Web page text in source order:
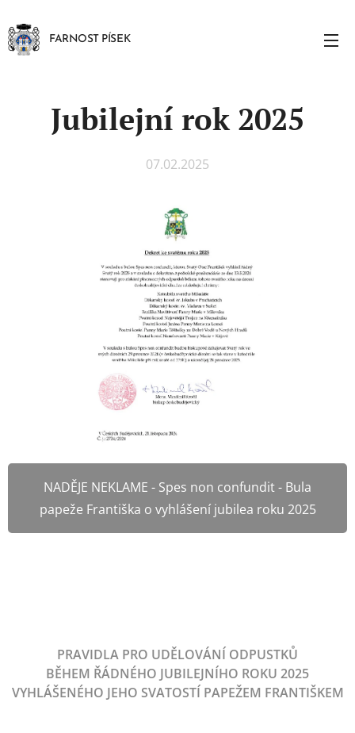
FARNOST PÍSEK
Jubilejní rok 2025
07.02.2025
NADĚJE NEKLAME - Spes non confundit - Bula
papeže Františka o vyhlášení jubilea roku 2025
PRAVIDLA PRO UDĚLOVÁNÍ ODPUSTKŮ
BĚHEM ŘÁDNÉHO JUBILEJNÍHO ROKU 2025
VYHLÁŠENÉHO JEHO SVATOSTÍ PAPEŽEM FRANTIŠKEM